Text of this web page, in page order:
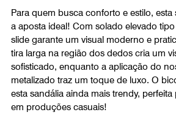
Para quem busca conforto e estilo,
a aposta ideal! Com solado elevado
slide garante um visual moderno e
tira larga na região dos dedos cria um
sofisticado, enquanto a aplicação do
metalizado traz um toque de luxo. O
esta sandália ainda mais trendy, perfeita
em produções casuais!